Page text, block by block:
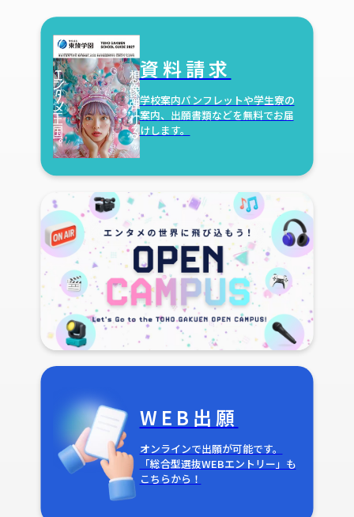
資料請求
学校案内パンフレットや学生寮の
案内、出願書類などを無料でお届
けします。
WEB出願
オンラインで出願が可能です。
「総合型選抜WEBエントリー」も
こちらから！